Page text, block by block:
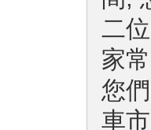
二
家
您
車